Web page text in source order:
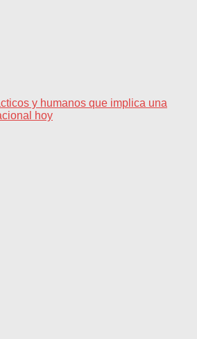
y humanos que implica una
hoy